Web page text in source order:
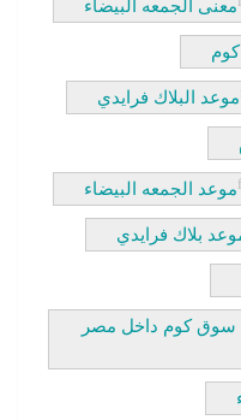
معنى الجمعه البيضاء
موعد البلاك فرايدي
موعد الجمعه البيضاء
بلاك فرايدي
سوق كوم داخل مصر